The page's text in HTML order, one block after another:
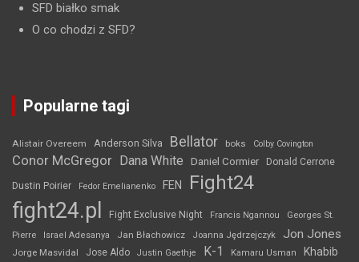
SFD białko smak
O co chodzi z SFD?
Popularne tagi
Alistair Overeem Anderson Silva Bellator boks Colby Covington
Conor McGregor Dana White Daniel Cormier Donald Cerrone
Dustin Poirier Fedor Emelianenko FEN Fight24
fight24.pl Fight Exclusive Night Francis Ngannou
Georges St.
Pierre
Israel Adesanya Jan Błachowicz Joanna Jędrzejczyk Jon Jones
Jorge Masvidal Jose Aldo Justin Gaethje K-1 Kamaru Usman Khabib